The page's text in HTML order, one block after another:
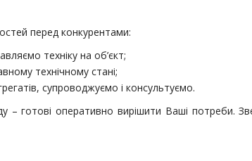
перед конкурентами:
техніку на об’єкт;
технічному стані;
супроводжуємо і консультуємо.
– готові оперативно вирішити Ваші потреби.